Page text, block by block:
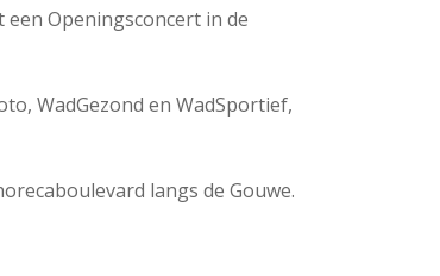
Openingsconcert in de
WadGezond en WadSportief,
langs de Gouwe.